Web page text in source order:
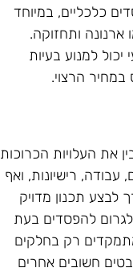
כלכליים, במיוחד
ותחזוקה.
למנוע בעיות
הרצוי.
את העלויות הכרוכות
עבודה, רישיונות, ואף
לבצע תכנון מדויק
להפסדים בעת
רק בחלקים
חשובים אחרים